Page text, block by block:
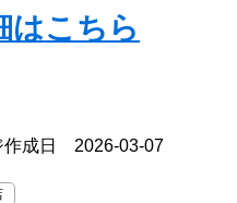
はこちら
作成日 2026-03-07